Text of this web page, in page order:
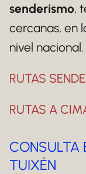
senderismo,
cercanas, en
nivel nacional.
RUTAS
RUTAS A
CONSULTA
TUIXÉN